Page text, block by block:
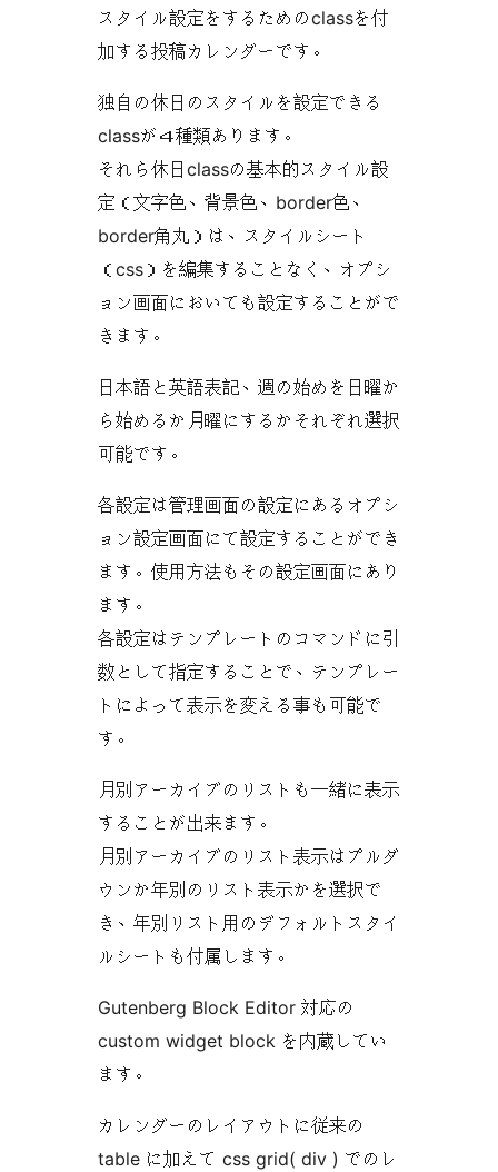
スタイル設定をするためのclassを付
加する投稿カレンダーです。
独自の休日のスタイルを設定できる
classが４種類あります。
それら休日classの基本的スタイル設
定（文字色、背景色、border色、
border角丸）は、スタイルシート
（css）を編集することなく、オプシ
ョン画面においても設定することがで
きます。
日本語と英語表記、週の始めを日曜か
ら始めるか月曜にするかそれぞれ選択
可能です。
各設定は管理画面の設定にあるオプシ
ョン設定画面にて設定することができ
ます。使用方法もその設定画面にあり
ます。
各設定はテンプレートのコマンドに引
数として指定することで、テンプレー
トによって表示を変える事も可能で
す。
月別アーカイブのリストも一緒に表示
することが出来ます。
月別アーカイブのリスト表示はプルダ
ウンか年別のリスト表示かを選択で
き、年別リスト用のデフォルトスタイ
ルシートも付属します。
Gutenberg Block Editor 対応の
custom widget block を内蔵してい
ます。
カレンダーのレイアウトに従来の
table に加えて css grid( div ) でのレ